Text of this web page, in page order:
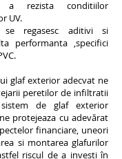
a rezista conditiilor
UV.
regasesc aditivi si
performanta ,specifici
exterior adecvat ne
peretilor de infiltratii
de glaf exterior
protejeaza cu adevărat
financiare, uneori
si montarea glafurilor
riscul de a investi în